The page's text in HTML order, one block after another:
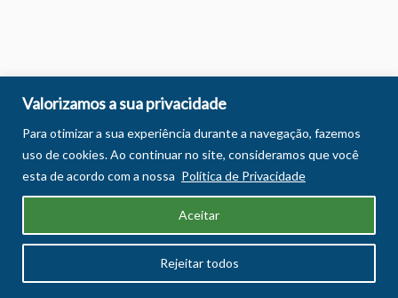
Valorizamos a sua privacidade
Para otimizar a sua experiência durante a navegação, fazemos
uso de cookies. Ao continuar no site, consideramos que você
esta de acordo com a nossa Política de Privacidade
Rejeitar todos
Aceitar